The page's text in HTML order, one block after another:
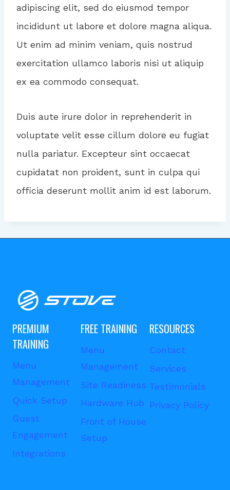
adipiscing elit, sed do eiusmod tempor
incididunt ut labore et dolore magna aliqua.
Ut enim ad minim veniam, quis nostrud
exercitation ullamco laboris nisi ut aliquip
ex ea commodo consequat.
Duis aute irure dolor in reprehenderit in
voluptate velit esse cillum dolore eu fugiat
nulla pariatur. Excepteur sint occaecat
cupidatat non proident, sunt in culpa qui
officia deserunt mollit anim id est laborum.
PREMIUM
TRAINING
Menu
Management
Quick Setup
Guest
Engagement
Integrations
FREE TRAINING
Menu
Management
Site Readiness
Hardware Hub
Front of House
Setup
RESOURCES
Contact
Services
Testimonials
Privacy Policy